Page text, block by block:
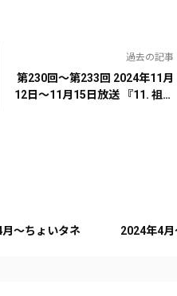
過去の記事
第230回～第233回 2024年11月
12日～11月15日放送 『11. 祖父
～ちょいタネ 2024年4月